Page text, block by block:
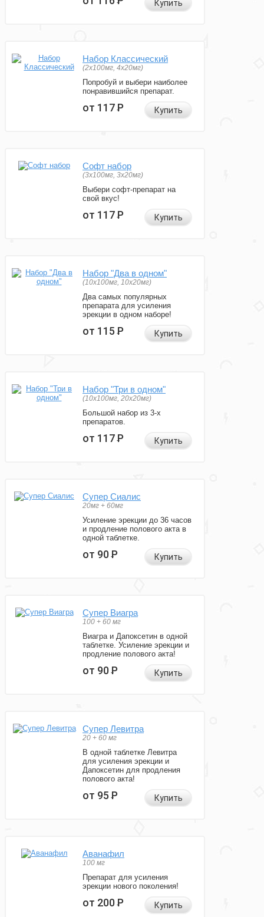
Купить
Набор Классический
(2x100мг, 4x20мг)
Попробуй и выбери наиболее
понравившийся препарат.
от 117Р Купить
Софт набор
(3x100мг, 3x20мг)
Выбери софт-препарат на
свой вкус!
от 117Р Купить
Набор "Два в одном"
(10x100мг, 10x20мг)
Два самых популярных
препарата для усиления
эрекции в одном наборе!
от 115Р Купить
Набор "Три в одном"
(10x100мг, 20x20мг)
Большой набор из 3-х
препаратов.
от 117Р Купить
Супер Сиалис
20мг + 60мг
Усиление эрекции до 36 часов
и продление полового акта в
одной таблетке.
от 90Р Купить
Супер Виагра
100 + 60 мг
Виагра и Дапоксетин в одной
таблетке. Усиление эрекции и
продление полового акта!
от 90Р Купить
Супер Левитра
20 + 60 мг
В одной таблетке Левитра
для усиления эрекции и
Дапоксетин для продления
полового акта!
от 95Р Купить
Аванафил
100 мг
Препарат для усиления
эрекции нового поколения!
от 200Р Купить